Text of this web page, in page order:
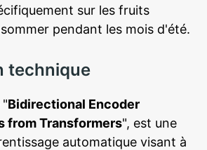
sur les fruits
pendant les mois d'été.
technique
Bidirectional Encoder
from Transformers", est une
automatique visant à